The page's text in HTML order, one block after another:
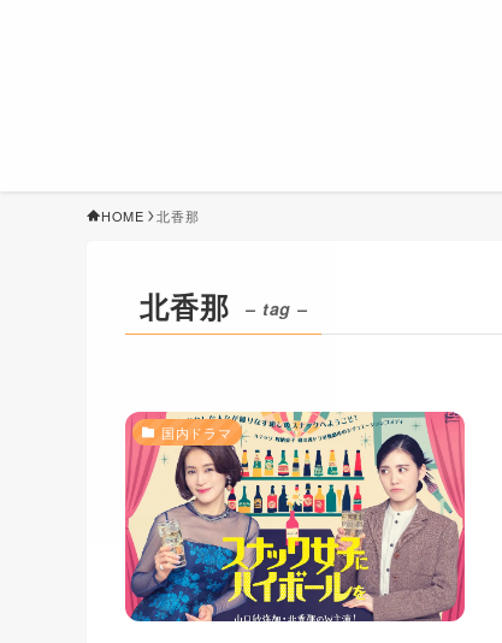
HOME 北香那
北香那 – tag –
国内ドラマ